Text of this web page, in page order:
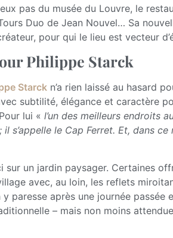
pas du musée du Louvre, le
Duo de Jean Nouvel… Sa
pour qui le lieu est vecteur
Philippe Starck
Starck n’a rien laissé au hasard
subtilité, élégance et caractère
lui « l’un des meilleurs endroits
s’appelle le Cap Ferret. Et, dans
sur un jardin paysager. Certaines
avec, au loin, les reflets
paresse après une journée passée
– mais non moins